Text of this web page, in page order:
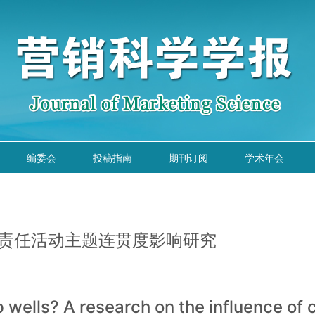
编委会 投稿指南 期刊订阅 学术年会
活动主题连贯度影响研究
wells? A research on the influence of